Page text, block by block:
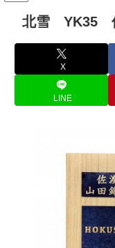
北雪 YK35
X
LINE